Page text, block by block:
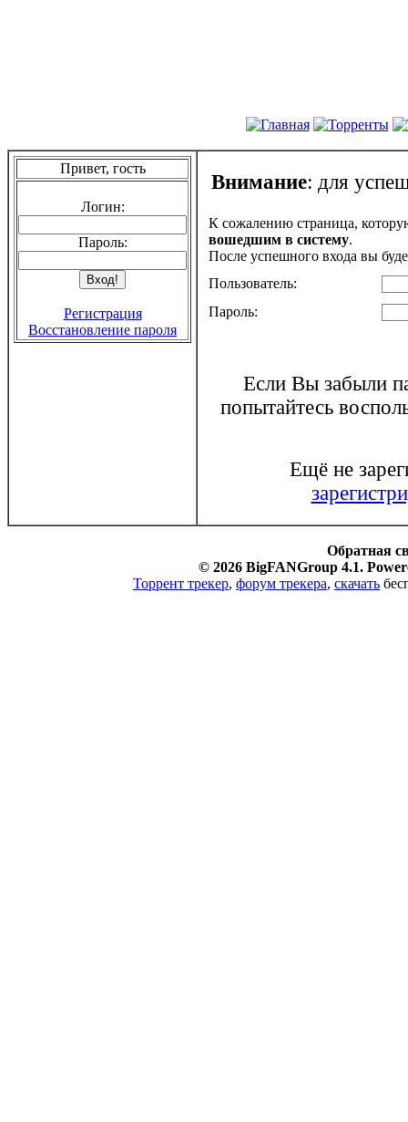
Привет, гость
Логин:
Пароль:
Регистрация
Восстановление пароля
Внимание: для
К сожалению страница,
вошедшим в систему.
После успешного входа вы
Пользователь:
Пароль:
Если Вы забыли
попытайтесь
Ещё не
Обратная
© 2026 BigFANGroup 4.1.
Торрент трекер, форум трекера, скачать